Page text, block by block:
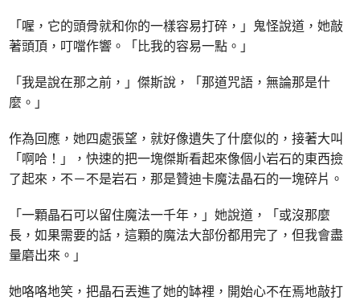
「喔，它的頭骨就和你的一樣容易打碎，」鬼怪說道，她敲
著頭頂，叮噹作響。「比我的容易一點。」
「我是說在那之前，」傑斯說，「那道咒語，無論那是什
麼。」
作為回應，她四處張望，就好像遺失了什麼似的，接著大叫
「啊哈！」，快速的把一塊傑斯看起來像個小岩石的東西撿
了起來，不－不是岩石，那是贊迪卡魔法晶石的一塊碎片。
「一顆晶石可以留住魔法一千年，」她說道，「或沒那麼
長，如果需要的話，這顆的魔法大部份都用完了，但我會盡
量磨出來。」
她咯咯地笑，把晶石丟進了她的缽裡，開始心不在焉地敲打